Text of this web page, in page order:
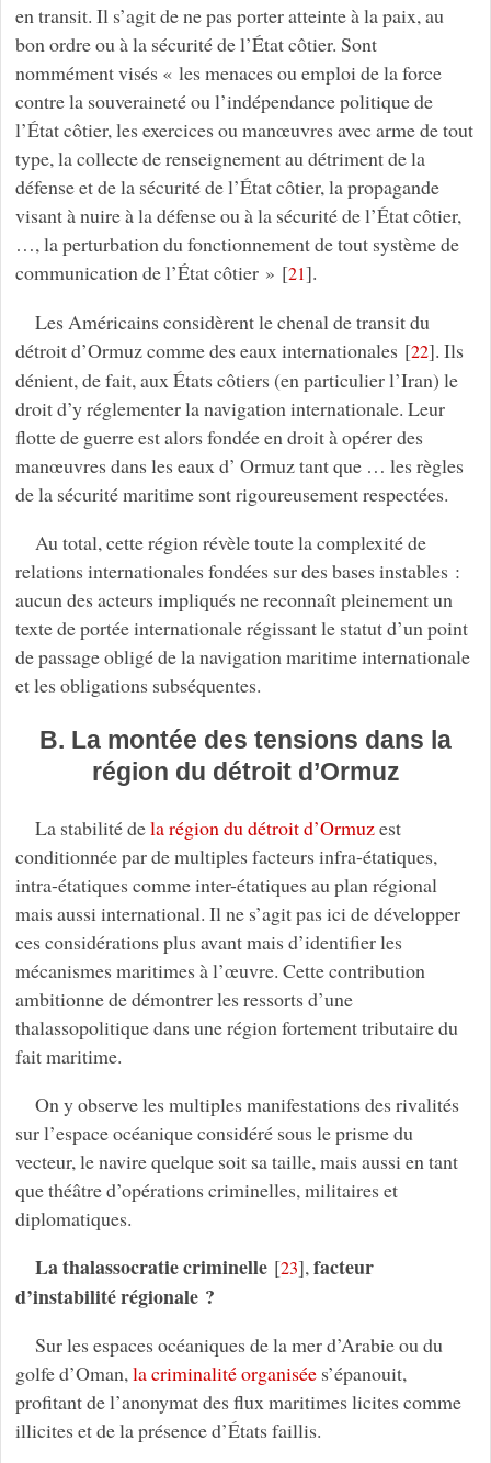
en transit. Il s’agit de ne pas porter atteinte à la paix, au
bon ordre ou à la sécurité de l’État côtier. Sont
nommément visés « les menaces ou emploi de la force
contre la souveraineté ou l’indépendance politique de
l’État côtier, les exercices ou manœuvres avec arme de tout
type, la collecte de renseignement au détriment de la
défense et de la sécurité de l’État côtier, la propagande
visant à nuire à la défense ou à la sécurité de l’État côtier,
…, la perturbation du fonctionnement de tout système de
communication de l’État côtier » [21].
Les Américains considèrent le chenal de transit du
détroit d’Ormuz comme des eaux internationales [22]. Ils
dénient, de fait, aux États côtiers (en particulier l’Iran) le
droit d’y réglementer la navigation internationale. Leur
flotte de guerre est alors fondée en droit à opérer des
manœuvres dans les eaux d’ Ormuz tant que … les règles
de la sécurité maritime sont rigoureusement respectées.
Au total, cette région révèle toute la complexité de
relations internationales fondées sur des bases instables :
aucun des acteurs impliqués ne reconnaît pleinement un
texte de portée internationale régissant le statut d’un point
de passage obligé de la navigation maritime internationale
et les obligations subséquentes.
B. La montée des tensions dans la
région du détroit d’Ormuz
La stabilité dela région du détroit d’Ormuzest
conditionnée par de multiples facteurs infra-étatiques,
intra-étatiques comme inter-étatiques au plan régional
mais aussi international. Il ne s’agit pas ici de développer
ces considérations plus avant mais d’identifier les
mécanismes maritimes à l’œuvre. Cette contribution
ambitionne de démontrer les ressorts d’une
thalassopolitique dans une région fortement tributaire du
fait maritime.
On y observe les multiples manifestations des rivalités
sur l’espace océanique considéré sous le prisme du
vecteur, le navire quelque soit sa taille, mais aussi en tant
que théâtre d’opérations criminelles, militaires et
diplomatiques.
La thalassocratie criminelle[23], facteur
d’instabilité régionale ?
Sur les espaces océaniques de la mer d’Arabie ou du
golfe d’Oman, la criminalité organisées’épanouit,
profitant de l’anonymat des flux maritimes licites comme
illicites et de la présence d’États faillis.